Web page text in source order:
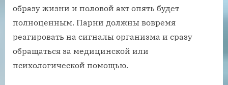
образу жизни и половой акт опять будет
полноценным. Парни должны вовремя
реагировать на сигналы организма и сразу
обращаться за медицинской или
психологической помощью.